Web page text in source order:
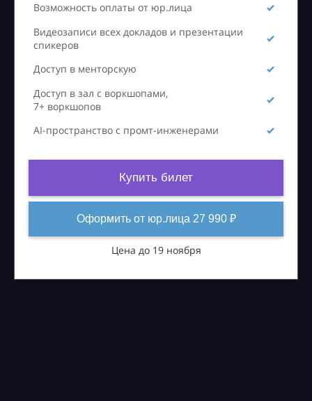
Возможность оплаты от юр.лица
Видеозаписи всех докладов и презентации
спикеров
Доступ в менторскую
Доступ в зал с воркшопами,
7+ воркшопов
AI-пространство с промт-инженерами
Купить билет
Оформить от юр.лица 27 990 ₽
Цена до 19 ноября